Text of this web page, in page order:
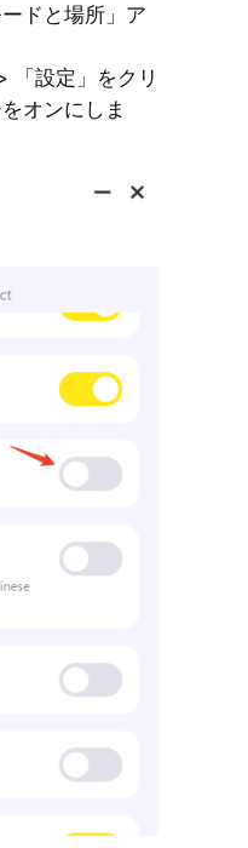
ドと場所」ア
「設定」をクリ
オンにしま